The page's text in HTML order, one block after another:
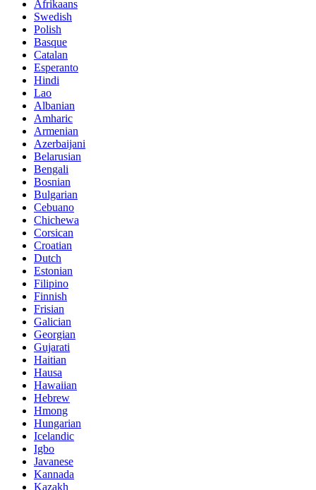
Afrikaans
Swedish
Polish
Basque
Catalan
Esperanto
Hindi
Lao
Albanian
Amharic
Armenian
Azerbaijani
Belarusian
Bengali
Bosnian
Bulgarian
Cebuano
Chichewa
Corsican
Croatian
Dutch
Estonian
Filipino
Finnish
Frisian
Galician
Georgian
Gujarati
Haitian
Hausa
Hawaiian
Hebrew
Hmong
Hungarian
Icelandic
Igbo
Javanese
Kannada
Kazakh